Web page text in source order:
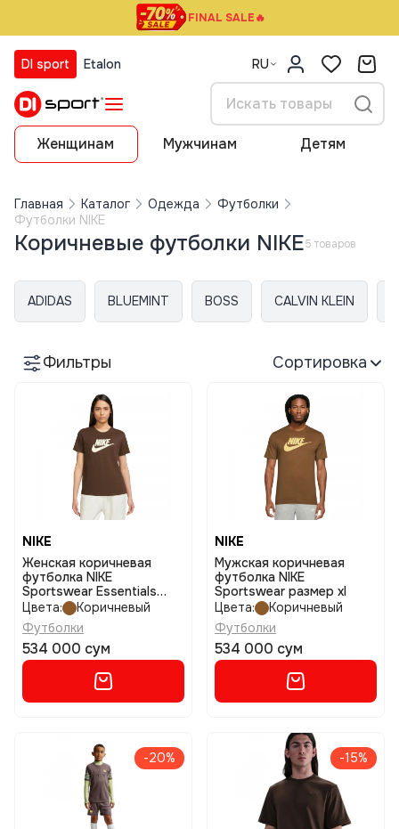
FINAL SALE🔥
DI sport Etalon RU
Женщинам Мужчинам Детям
Главная Каталог Одежда
Футболки
Футболки NIKE
Коричневые футболки NIKE5 товаров
ADIDAS BLUEMINT BOSS CALVIN KLEIN
Фильтры Сортировка
NIKE
Женская коричневая
футболка NIKE
Sportswear Essentials
размер l
Цвета:
Коричневый
Футболки
534 000 сум
NIKE
Мужская коричневая
футболка NIKE
Sportswear размер xl
Цвета:
Коричневый
Футболки
534 000 сум
-20% -15%